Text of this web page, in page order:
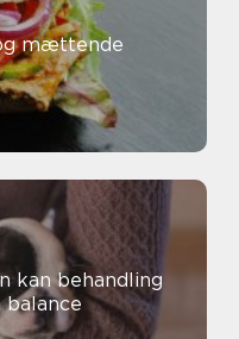
mættende
kan behandling